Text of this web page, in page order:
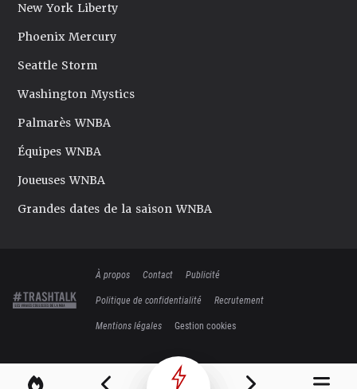
New York Liberty
Phoenix Mercury
Seattle Storm
Washington Mystics
Palmarès WNBA
Équipes WNBA
Joueuses WNBA
Grandes dates de la saison WNBA
À propos Contact
Publicité
Politique de confidentialité
Recrutement
Mentions légales
Gestion cookies